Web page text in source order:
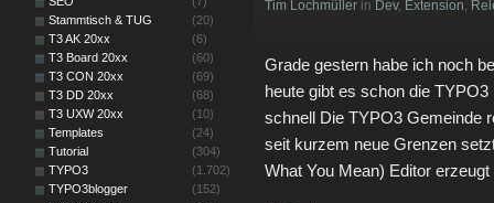
Tim Lochmüller in Dev, Extension,
Grade gestern habe ich noch
heute gibt es schon die
schnell Die TYPO3 Gemeinde
seit kurzem neue Grenzen
What You Mean) Editor
Stammtisch & TUG
(20)
T3 AK 20xx
(6)
T3 Board 20xx
(60)
T3 CON 20xx
(69)
T3 DD 20xx
(68)
T3 UXW 20xx
(10)
Templates
(24)
Tutorial
(304)
TYPO3
(1.702)
TYPO3blogger
(152)